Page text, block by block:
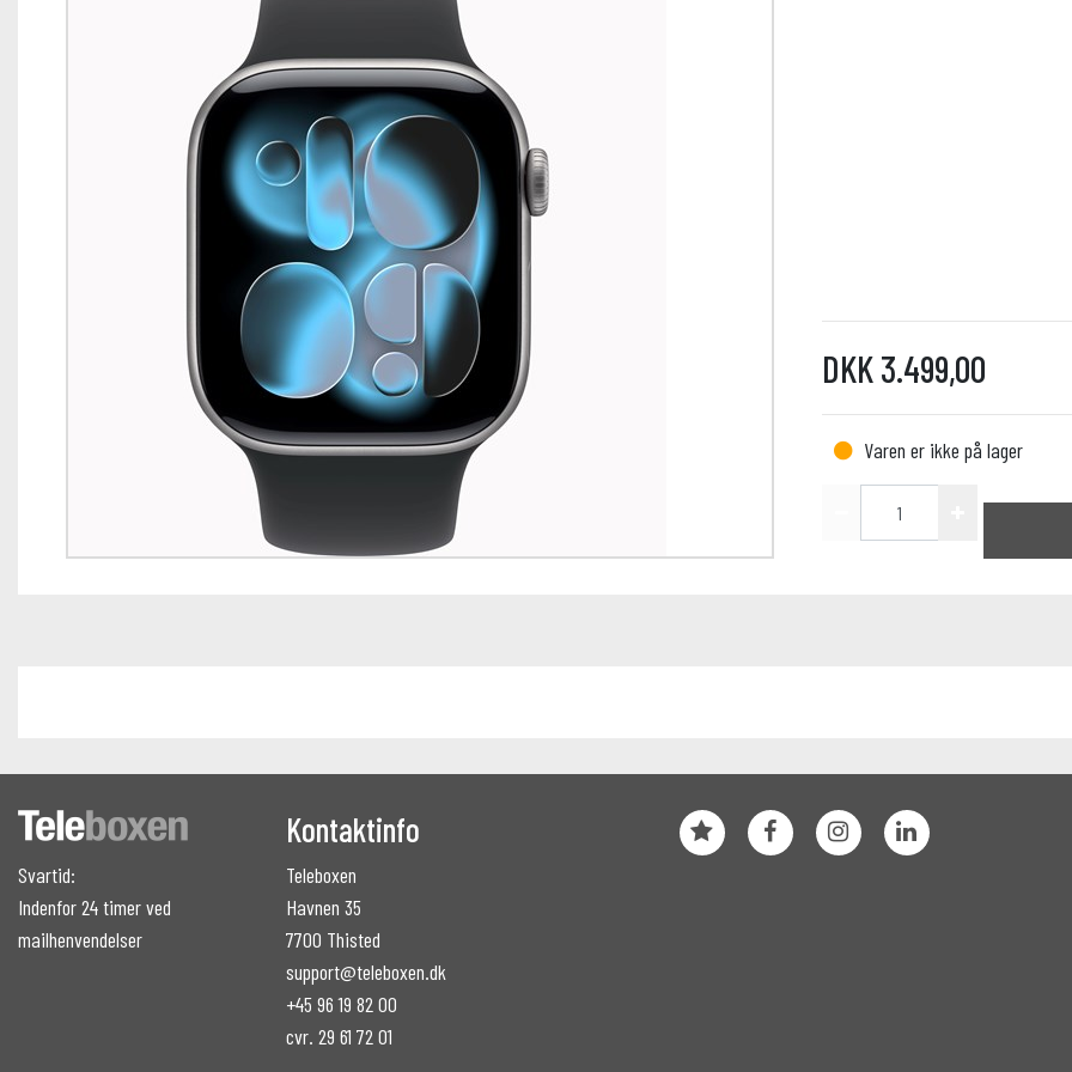
DKK 3.499,00
Varen er ikke på lager
Svartid:
Indenfor 24 timer ved
mailhenvendelser
Kontaktinfo
Teleboxen
Havnen 35
7700 Thisted
support@teleboxen.dk
+45 96 19 82 00
cvr. 29 61 72 01